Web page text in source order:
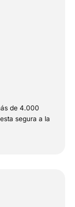
de 4.000
segura a la